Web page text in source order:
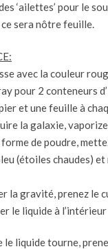
‘ailettes’ pour le
sera nôtre feuille.
avec la couleur
pour 2 conteneurs
et une feuille à
la galaxie,
de poudre,
(étoiles chaudes)
la gravité, prenez le
le liquide à l’intérieur
le liquide tourne,